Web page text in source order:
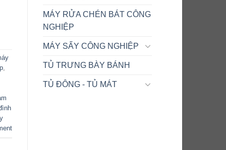
MÁY RỬA CHÉN BÁT CÔNG
NGHIỆP
MÁY SẤY CÔNG NGHIỆP
TỦ TRƯNG BÀY BÁNH
TỦ ĐÔNG - TỦ MÁT